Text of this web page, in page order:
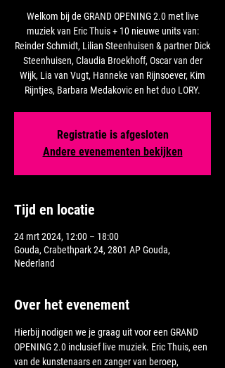
Welkom bij de GRAND OPENING 2.0 met live
muziek van Eric Thuis + 10 nieuwe units van:
Reinder Schmidt, Lilian Steenhuisen & partner Dick
Steenhuisen, Claudia Broekhoff, Oscar van der
Wijk, Lia van Vugt, Hanneke van Rijnsoever, Kim
Rijntjes, Barbara Medakovic en het duo LORY.
Registratie is afgesloten
Andere evenementen bekijken
Tijd en locatie
24 mrt 2024, 12:00 – 18:00
Gouda, Crabethpark 24, 2801 AP Gouda,
Nederland
Over het evenement
Hierbij nodigen we je graag uit voor een GRAND
OPENING 2.0 inclusief live muziek. Eric Thuis, een
van de kunstenaars en zanger van beroep,